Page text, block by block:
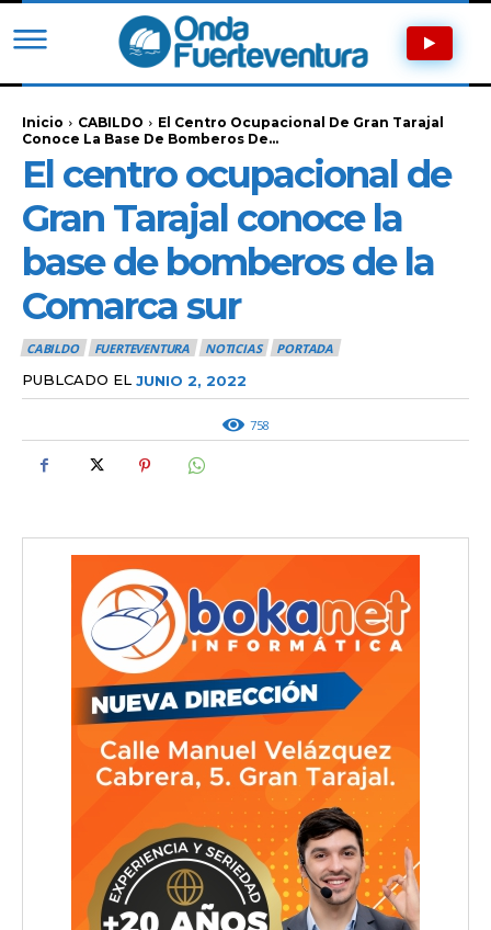
Inicio CABILDO
El Centro Ocupacional De Gran Tarajal
Conoce La Base De Bomberos De...
El centro ocupacional de
Gran Tarajal conoce la
base de bomberos de la
Comarca sur
CABILDO FUERTEVENTURA NOTICIAS PORTADA
PUBLCADO EL JUNIO 2, 2022
758